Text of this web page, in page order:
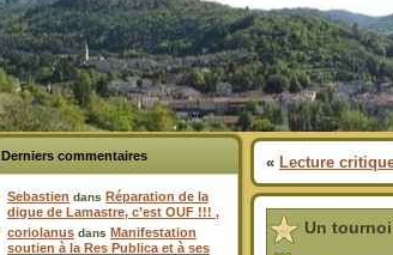
Derniers commentaires
Sebastien dans Réparation de la
digue de Lamastre, c’est OUF !!! ,
coriolanus dans Manifestation
soutien à la Res Publica et à ses
« Lecture
Un tournoi